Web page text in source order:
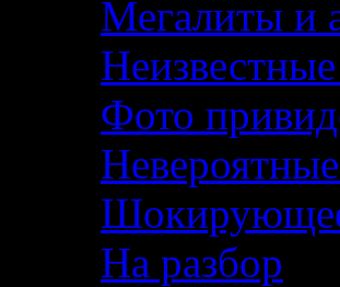
Мегалиты и
Фото
На разбор